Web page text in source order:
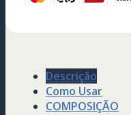
Descrição
Como Usar
COMPOSIÇÃO